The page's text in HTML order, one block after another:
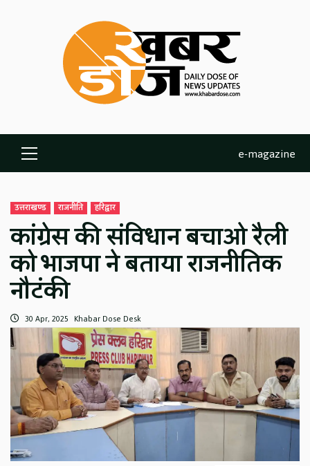
Primary
Menu
e-magazine
उत्तराखण्ड राजनीति हरिद्वार
कांग्रेस की संविधान बचाओ रैली
को भाजपा ने बताया राजनीतिक
नौटंकी
30 Apr, 2025 Khabar Dose Desk